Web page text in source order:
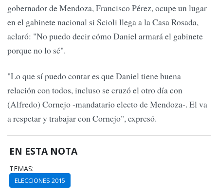
gobernador de Mendoza, Francisco Pérez, ocupe un lugar
en el gabinete nacional si Scioli llega a la Casa Rosada,
aclaró: "No puedo decir cómo Daniel armará el gabinete
porque no lo sé".
"Lo que sí puedo contar es que Daniel tiene buena
relación con todos, incluso se cruzó el otro día con
(Alfredo) Cornejo -mandatario electo de Mendoza-. El va
a respetar y trabajar con Cornejo", expresó.
EN ESTA NOTA
TEMAS:
ELECCIONES 2015